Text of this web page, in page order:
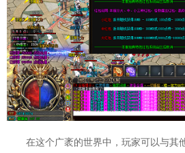
在这个广袤的世界中，玩家可以与其